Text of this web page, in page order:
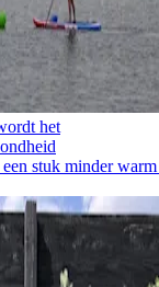
het
stuk minder